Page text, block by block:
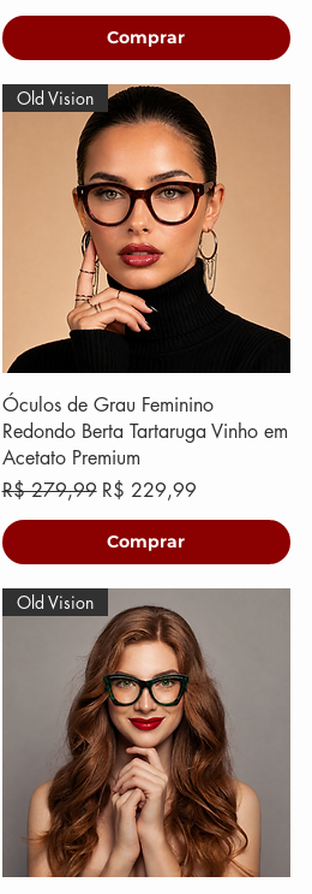
Comprar
Old Vision
Óculos de Grau Feminino
Redondo Berta Tartaruga Vinho em
Acetato Premium
Preço normal
R$ 279,99 Preço promocional
R$ 229,99
Comprar
Old Vision